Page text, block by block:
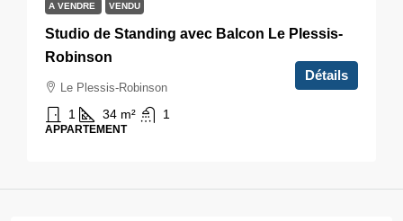
A VENDRE VENDU
Studio de Standing avec Balcon Le Plessis-
Robinson
Le Plessis-Robinson
1 34 m² 1
APPARTEMENT
Détails